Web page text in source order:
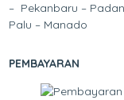
– Pekanbaru –
Palu – Manado
PEMBAYARAN